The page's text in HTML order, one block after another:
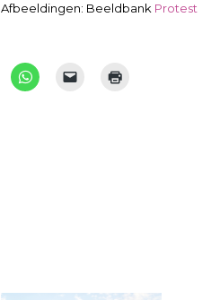
Afbeeldingen: Beeldbank Protest